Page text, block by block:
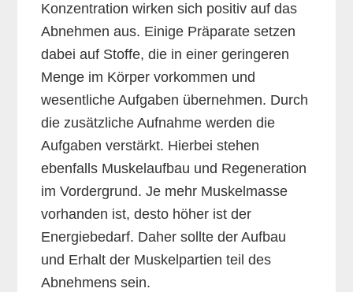
Konzentration wirken sich positiv auf das
Abnehmen aus. Einige Präparate setzen
dabei auf Stoffe, die in einer geringeren
Menge im Körper vorkommen und
wesentliche Aufgaben übernehmen. Durch
die zusätzliche Aufnahme werden die
Aufgaben verstärkt. Hierbei stehen
ebenfalls Muskelaufbau und Regeneration
im Vordergrund. Je mehr Muskelmasse
vorhanden ist, desto höher ist der
Energiebedarf. Daher sollte der Aufbau
und Erhalt der Muskelpartien teil des
Abnehmens sein.